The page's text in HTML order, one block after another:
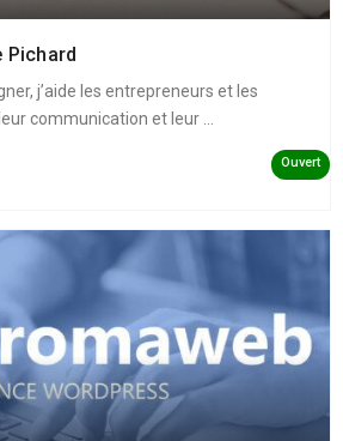
Pichard
j’aide les entrepreneurs et les
communication et leur ...
Ouvert